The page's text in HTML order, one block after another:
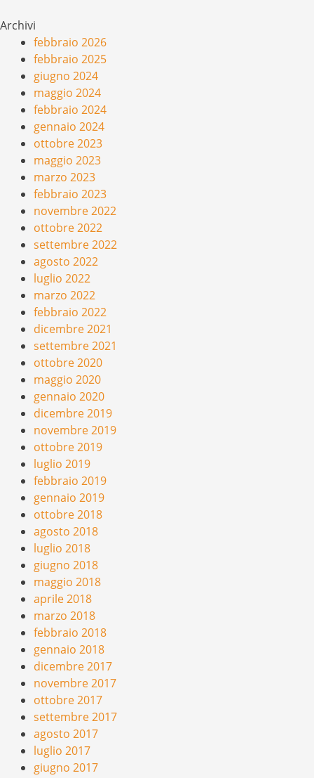
Archivi
febbraio 2026
febbraio 2025
giugno 2024
maggio 2024
febbraio 2024
gennaio 2024
ottobre 2023
maggio 2023
marzo 2023
febbraio 2023
novembre 2022
ottobre 2022
settembre 2022
agosto 2022
luglio 2022
marzo 2022
febbraio 2022
dicembre 2021
settembre 2021
ottobre 2020
maggio 2020
gennaio 2020
dicembre 2019
novembre 2019
ottobre 2019
luglio 2019
febbraio 2019
gennaio 2019
ottobre 2018
agosto 2018
luglio 2018
giugno 2018
maggio 2018
aprile 2018
marzo 2018
febbraio 2018
gennaio 2018
dicembre 2017
novembre 2017
ottobre 2017
settembre 2017
agosto 2017
luglio 2017
giugno 2017